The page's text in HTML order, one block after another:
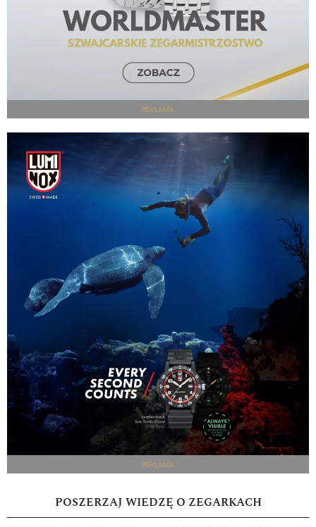
REKLAMA
REKLAMA
POSZERZAJ WIEDZĘ O ZEGARKACH